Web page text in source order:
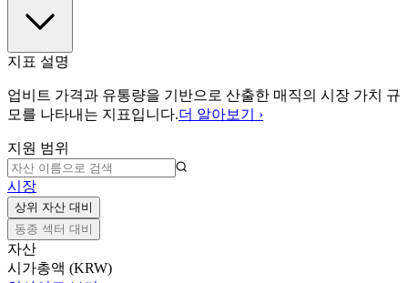
지표 설명
업비트 가격과 유통량을 기반으로 산출한 매직의 시장 가치 규
모를 나타내는 지표입니다.더 알아보기 ›
지원 범위
시장
상위 자산 대비
동종 섹터 대비
자산
시가총액 (KRW)